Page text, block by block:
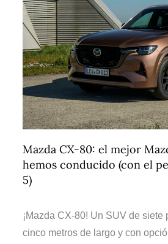
Mazda CX-80: el mejor
hemos conducido (con el
5)
¡Mazda CX-80! Un SUV de siete
cinco metros de largo y con